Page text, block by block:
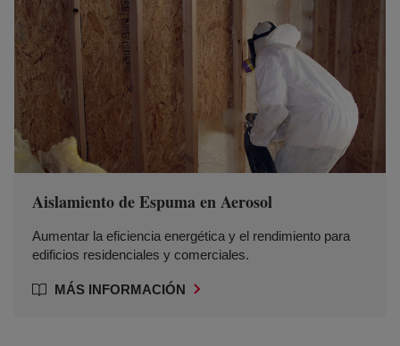
Aislamiento de Espuma en Aerosol
Aumentar la eficiencia energética y el rendimiento para
edificios residenciales y comerciales.
MÁS INFORMACIÓN